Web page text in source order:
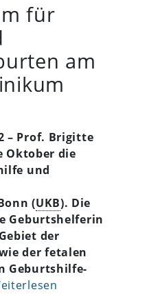
für
am
– Prof. Brigitte
Oktober die
und
(UKB). Die
Geburtshelferin
der
der fetalen
Geburtshilfe-